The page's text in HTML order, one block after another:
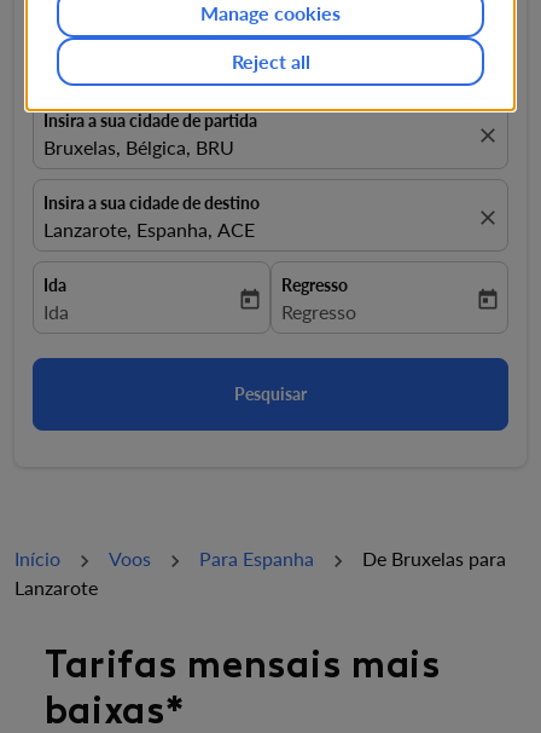
Ida e volta 1 Passageiro expand_more
Insira a sua cidade de partida
Bruxelas, Bélgica, BRU close
Insira a sua cidade de destino
Lanzarote, Espanha, ACE close
Ida
fc-booking-departure-date-aria-label
Ida today
Regresso
fc-booking-return-date-aria-
Regresso today
Pesquisar
Início Voos Para Espanha
De Bruxelas para
Lanzarote
Tarifas mensais mais
baixas*
Experimente mudar o mês ou utilizar as datas
Reject all
Manage cookies